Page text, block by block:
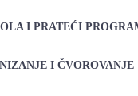
I PRATEĆI
I ČVOROVANJE